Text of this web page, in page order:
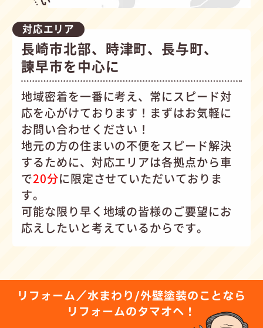
対応エリア
長崎市北部、時津町、長与町、
諫早市を中心に
地域密着を一番に考え、常にスピード対
応を心がけております！まずはお気軽に
お問い合わせください！
地元の方の住まいの不便をスピード解決
するために、対応エリアは各拠点から車
で20分に限定させていただいておりま
す。
可能な限り早く地域の皆様のご要望にお
応えしたいと考えているからです。
リフォーム／水まわり/外壁塗装のことなら
リフォームのタマオへ！